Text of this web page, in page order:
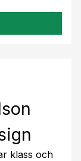
klass och